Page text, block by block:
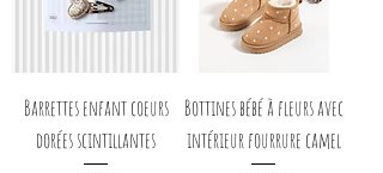
Barrettes enfant coeurs
dorées scintillantes
Bottines bébé à fleurs avec
intérieur fourrure camel